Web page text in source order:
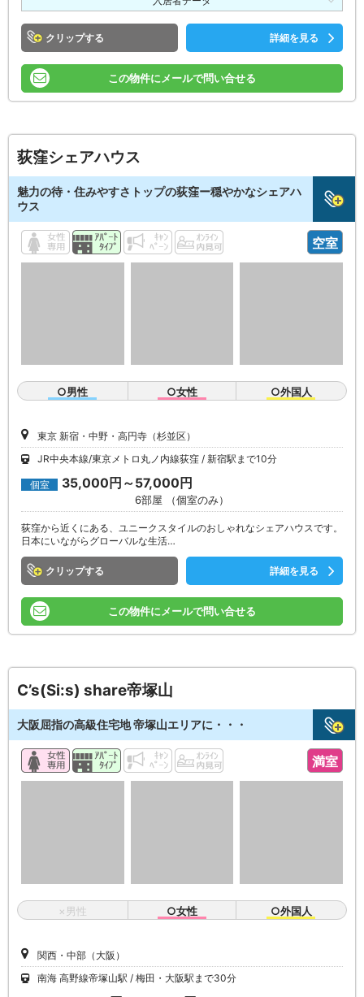
クリップ 詳細を見る
この物件にメールで問い合せる
荻窪シェアハウス
魅力の待・住みやすさトップの荻窪ー穏やかなシェアハ
ウス
空室
○男性 ○女性 ○外国人
東京 新宿・中野・高円寺（杉並区）
JR中央本線/東京メトロ丸ノ内線荻窪
新宿駅まで10分
個室 35,000円～57,000円
6部屋 （個室のみ）
荻窪から近くにある、ユニークスタイルのおしゃれなシェアハウスです。
日本にいながらグローバルな生活…
クリップ 詳細を見る
この物件にメールで問い合せる
C’s(Si:s) share帝塚山
大阪屈指の高級住宅地 帝塚山エリアに・・・
満室
×男性 ○女性 ○外国人
関西・中部（大阪）
南海 高野線帝塚山駅
梅田・大阪駅まで30分